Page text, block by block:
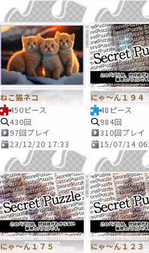
ねこ猫ネコ
450ピース
430回
97回プレイ
23/12/20 17:33
にゃ～ん１９４
48ピース
984回
310回プレイ
15/07/14
にゃ～ん１７５
にゃ～ん１２３